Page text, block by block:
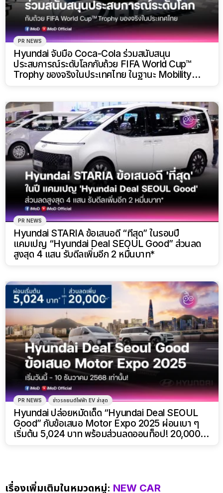
PR NEWS
Hyundai จับมือ Coca-Cola ร่วมสนับสนุน
ประสบการณ์ระดับโลกกับถ้วย FIFA World Cup™
Trophy ของจริงในประเทศไทย ในฐานะ Mobility
PR NEWS
Hyundai STARIA ข้อเสนอดี “ที่สุด” ในรอบปี
แคมเปญ “Hyundai Deal SEOUL Good” ส่วนลด
สูงสุด 4 แสน รับดีลเพิ่มอีก 2 หมื่นบาท*
PR NEWS ข่าวรถยนต์ไฟฟ้า EV ล่าสุด
Hyundai ปล่อยหมัดเด็ด “Hyundai Deal SEOUL
Good” กับข้อเสนอ Motor Expo 2025 ผ่อนเบา ๆ
เริ่มต้น 5,024 บาท พร้อมส่วนลดออนท็อป! 20,000
เรื่องเพิ่มเติมในหมวดหมู่: NEW CAR